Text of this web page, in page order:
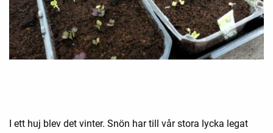
I ett huj blev det vinter. Snön har till vår stora lycka legat